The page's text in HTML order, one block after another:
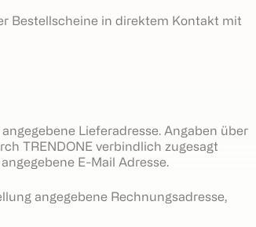
Bestellscheine in direktem Kontakt mit
Lieferadresse. Angaben über
TRENDONE verbindlich zugesagt
E-Mail Adresse.
angegebene Rechnungsadresse,